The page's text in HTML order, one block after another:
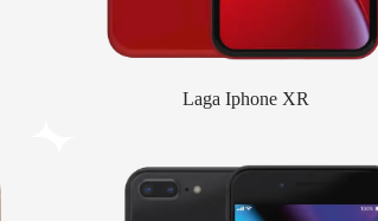
Laga Iphone XR